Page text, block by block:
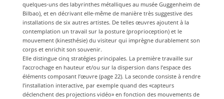
quelques-uns des labyrinthes métalliques au musée Guggenheim de
Bilbao), et en décrivant elle-même de manière très suggestive des
installations de six autres artistes. De telles œuvres ajoutent à la
contemplation un travail sur la posture (proprioception) et le
mouvement (kinesthésie) du visiteur qui imprègne durablement son
corps et enrichit son souvenir.
Elle distingue cinq stratégies principales. La première travaille sur
l’accrochage en hauteur et/ou sur la dispersion dans l’espace des
éléments composant l’œuvre (page 22). La seconde consiste à rendre
l’installation interactive, par exemple quand des «capteurs
déclenchent des projections vidéo» en fonction des mouvements de